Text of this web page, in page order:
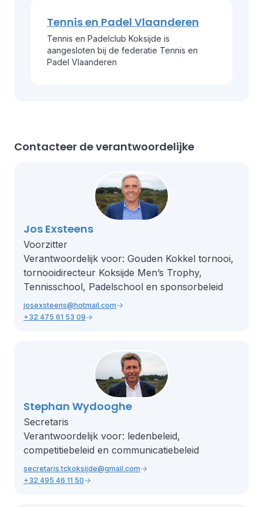
Contacteer de verantwoordelijke
Jos Exsteens
Voorzitter
Verantwoordelijk voor: Gouden Kokkel tornooi,
tornooidirecteur Koksijde Men’s Trophy,
Tennisschool, Padelschool en sponsorbeleid
josexsteens@hotmail.com
+32 475 61 53 09
Stephan Wydooghe
Secretaris
Verantwoordelijk voor: ledenbeleid,
competitiebeleid en communicatiebeleid
secretaris.tckoksijde@gmail.com
+32 495 46 11 50
Tennis en Padel Vlaanderen
Tennis en Padelclub Koksijde is
aangesloten bij de federatie Tennis en
Padel Vlaanderen